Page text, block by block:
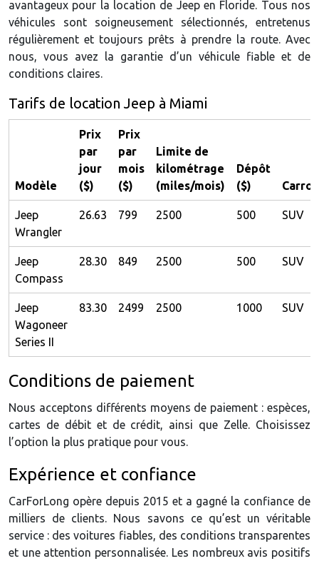
avantageux pour la location de Jeep en Floride. Tous nos
véhicules sont soigneusement sélectionnés, entretenus
régulièrement et toujours prêts à prendre la route. Avec
nous, vous avez la garantie d’un véhicule fiable et de
conditions claires.
Tarifs de location Jeep à Miami
Modèle
Prix
par
jour
($)
Prix
par
mois
($)
Limite de
kilométrage
(miles/mois)
Dépôt
($)
Jeep
Wrangler
26.63 799 2500 500 SUV
Jeep
Compass
28.30 849 2500 500 SUV
Jeep
Wagoneer
Series II
83.30 2499 2500 1000 SUV
Conditions de paiement
Nous acceptons différents moyens de paiement : espèces,
cartes de débit et de crédit, ainsi que Zelle. Choisissez
l’option la plus pratique pour vous.
Expérience et confiance
CarForLong opère depuis 2015 et a gagné la confiance de
milliers de clients. Nous savons ce qu’est un véritable
service : des voitures fiables, des conditions transparentes
et une attention personnalisée. Les nombreux avis positifs